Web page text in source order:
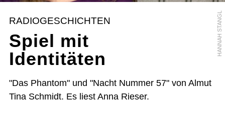
HANNAH STANGL
RADIOGESCHICHTEN
Spiel mit
Identitäten
"Das Phantom" und "Nacht Nummer 57" von Almut
Tina Schmidt. Es liest Anna Rieser.